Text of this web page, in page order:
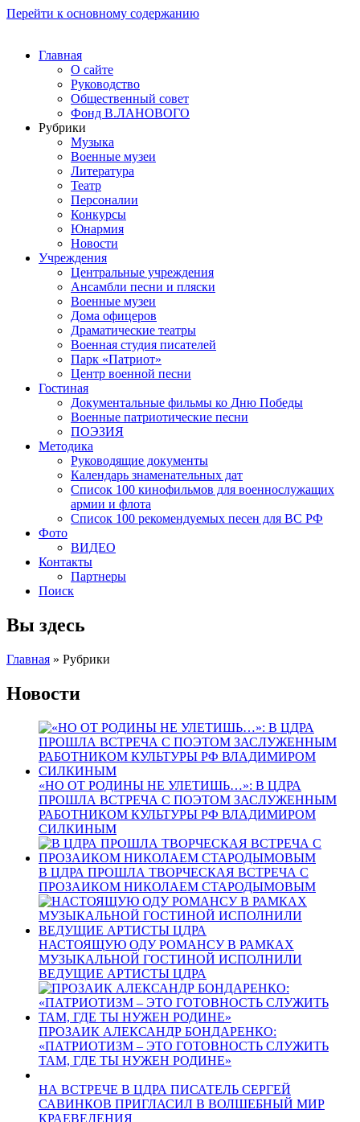
Перейти к основному содержанию
Главная
О сайте
Руководство
Общественный совет
Фонд В.ЛАНОВОГО
Рубрики
Музыка
Военные музеи
Литература
Театр
Персоналии
Конкурсы
Юнармия
Новости
Учреждения
Центральные учреждения
Ансамбли песни и пляски
Военные музеи
Дома офицеров
Драматические театры
Военная студия писателей
Парк «Патриот»
Центр военной песни
Гостиная
Документальные фильмы ко Дню Победы
Военные патриотические песни
ПОЭЗИЯ
Методика
Руководящие документы
Календарь знаменательных дат
Список 100 кинофильмов для военнослужащих
армии и флота
Список 100 рекомендуемых песен для ВС РФ
Фото
ВИДЕО
Контакты
Партнеры
Поиск
Вы здесь
Главная » Рубрики
Новости
«НО ОТ РОДИНЫ НЕ УЛЕТИШЬ…»: В ЦДРА
ПРОШЛА ВСТРЕЧА С ПОЭТОМ ЗАСЛУЖЕННЫМ
РАБОТНИКОМ КУЛЬТУРЫ РФ ВЛАДИМИРОМ
СИЛКИНЫМ
В ЦДРА ПРОШЛА ТВОРЧЕСКАЯ ВСТРЕЧА С
ПРОЗАИКОМ НИКОЛАЕМ СТАРОДЫМОВЫМ
НАСТОЯЩУЮ ОДУ РОМАНСУ В РАМКАХ
МУЗЫКАЛЬНОЙ ГОСТИНОЙ ИСПОЛНИЛИ
ВЕДУЩИЕ АРТИСТЫ ЦДРА
ПРОЗАИК АЛЕКСАНДР БОНДАРЕНКО:
«ПАТРИОТИЗМ – ЭТО ГОТОВНОСТЬ СЛУЖИТЬ
ТАМ, ГДЕ ТЫ НУЖЕН РОДИНЕ»
НА ВСТРЕЧЕ В ЦДРА ПИСАТЕЛЬ СЕРГЕЙ
САВИНКОВ ПРИГЛАСИЛ В ВОЛШЕБНЫЙ МИР
КРАЕВЕДЕНИЯ